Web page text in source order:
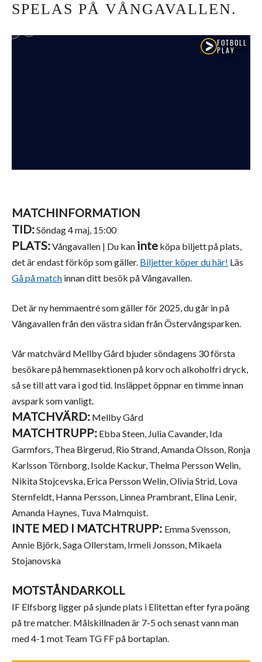
SPELAS PÅ VÅNGAVALLEN.
MATCHINFORMATION
TID:Söndag 4 maj, 15:00
PLATS:Vångavallen | Du kan inte köpa biljett på plats,
det är endast förköp som gäller. Biljetter köper du här! Läs
Gå på match innan ditt besök på Vångavallen.
Det är ny hemmaentré som gäller för 2025, du går in på
Vångavallen från den västra sidan från Östervångsparken.
Vår matchvärd Mellby Gård bjuder söndagens 30 första
besökare på hemmasektionen på korv och alkoholfri dryck,
så se till att vara i god tid. Insläppet öppnar en timme innan
avspark som vanligt.
MATCHVÄRD: Mellby Gård
MATCHTRUPP: Ebba Steen, Julia Cavander, Ida
Garmfors, Thea Birgerud, Rio Strand, Amanda Olsson, Ronja
Karlsson Törnborg, Isolde Kackur, Thelma Persson Welin,
Nikita Stojcevska, Erica Persson Welin, Olivia Strid, Lova
Sternfeldt, Hanna Persson, Linnea Prambrant, Elina Lenir,
Amanda Haynes, Tuva Malmquist.
INTE MED I MATCHTRUPP: Emma Svensson,
Annie Björk, Saga Ollerstam, Irmeli Jonsson, Mikaela
Stojanovska
MOTSTÅNDARKOLL
IF Elfsborg ligger på sjunde plats i Elitettan efter fyra poäng
på tre matcher. Målskillnaden är 7-5 och senast vann man
med 4-1 mot Team TG FF på bortaplan.